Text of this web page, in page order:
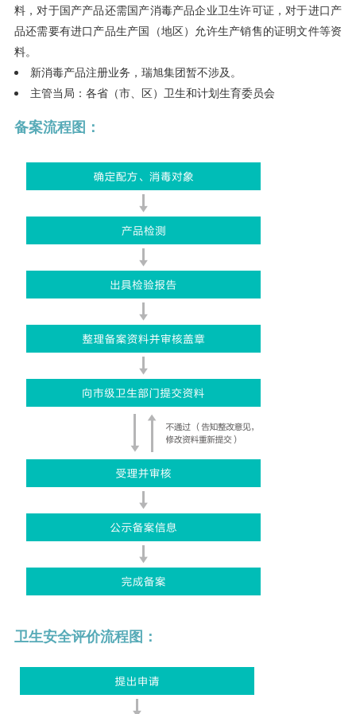
料，对于国产产品还需国产消毒产品企业卫生许可证，对于进口产
品还需要有进口产品生产国（地区）允许生产销售的证明文件等资
料。
新消毒产品注册业务，瑞旭集团暂不涉及。
主管当局：各省（市、区）卫生和计划生育委员会
备案流程图：
卫生安全评价流程图：